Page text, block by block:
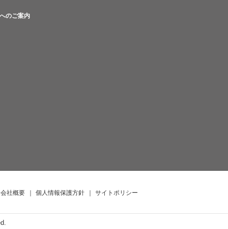
のご案内
会社概要 ｜ 個人情報保護方針 ｜ サイトポリシー